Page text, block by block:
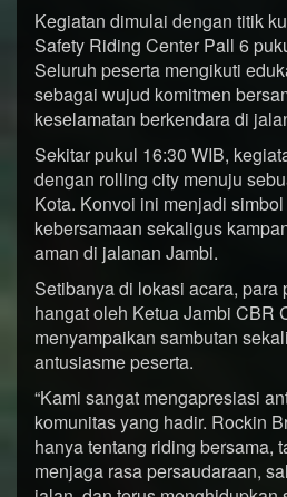
Kegiatan dimulai dengan titik
Safety Riding Center Pall 6
Seluruh peserta mengikuti
sebagai wujud komitmen
keselamatan berkendara di
Sekitar pukul 16:30 WIB,
dengan rolling city menuju
Kota. Konvoi ini menjadi
kebersamaan sekaligus
aman di jalanan Jambi.
Setibanya di lokasi acara, para
hangat oleh Ketua Jambi CBR
menyampaikan sambutan
antusiasme peserta.
“Kami sangat mengapresiasi
komunitas yang hadir. Rockin
hanya tentang riding bersama,
menjaga rasa persaudaraan,